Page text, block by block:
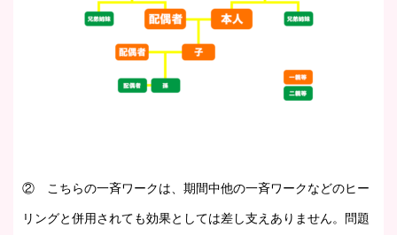
② こちらの一斉ワークは、期間中他の一斉ワークなどのヒー
リングと併用されても効果としては差し支えありません。問題